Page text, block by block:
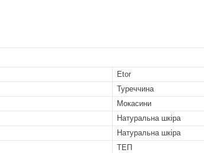
Etor
Туреччина
Мокасини
Натуральна шкіра
Натуральна шкіра
ТЕП